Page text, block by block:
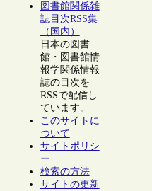
図書館関係雑
誌目次RSS集
（国内）
日本の図書
館・図書館情
報学関係情報
誌の目次を
RSSで配信し
ています。
このサイトに
ついて
サイトポリシ
ー
検索の方法
サイトの更新